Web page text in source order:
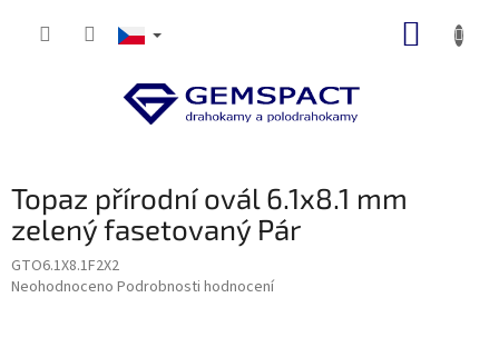
Topaz přírodní ovál 6.1x8.1 mm
zelený fasetovaný Pár
GTO6.1X8.1F2X2
Průměrné
Neohodnoceno Podrobnosti hodnocení